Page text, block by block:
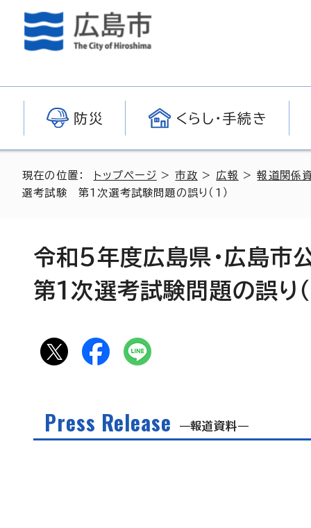
防災 くらし・手続き
現在の位置： トップページ >市政 > 広報 >報道関係
選考試験 第1次選考試験問題の誤り（1）
令和5年度広島県・広島
第1次選考試験問題の誤り（
Press Release 報道資料